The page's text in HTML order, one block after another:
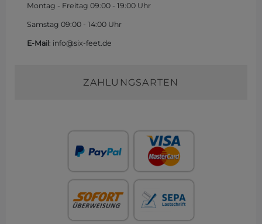
Montag - Freitag 09:00 - 19:00 Uhr
Samstag 09:00 - 14:00 Uhr
E-Mail: info@six-feet.de
ZAHLUNGSARTEN